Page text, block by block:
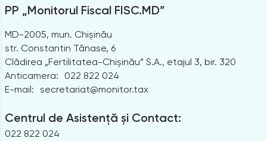
PP „Monitorul Fiscal FISC.MD”
MD-2005, mun. Chișinău
str. Constantin Tănase, 6
Clădirea „Fertilitatea-Chișinău” S.A., etajul 3, bir. 320
Anticamera:
022 822 024
E-mail: secretariat@monitor.tax
Centrul de Asistență și Contact:
022 822 024